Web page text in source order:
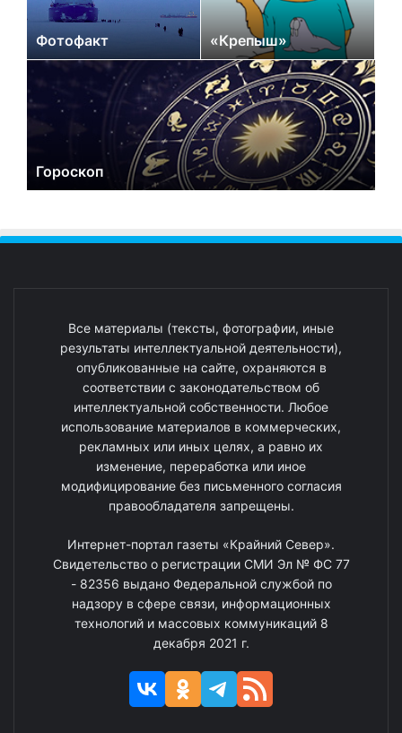
Фотофакт «Крепыш»
Гороскоп
Все материалы (тексты, фотографии, иные
результаты интеллектуальной деятельности),
опубликованные на сайте, охраняются в
соответствии с законодательством об
интеллектуальной собственности. Любое
использование материалов в коммерческих,
рекламных или иных целях, а равно их
изменение, переработка или иное
модифицирование без письменного согласия
правообладателя запрещены.
Интернет-портал газеты «Крайний Север».
Свидетельство о регистрации СМИ Эл № ФС 77
- 82356 выдано Федеральной службой по
надзору в сфере связи, информационных
технологий и массовых коммуникаций 8
декабря 2021 г.